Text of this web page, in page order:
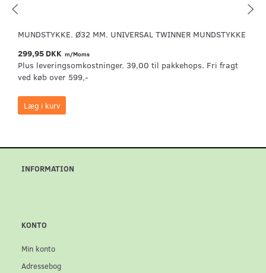
MUNDSTYKKE. Ø32 MM. UNIVERSAL TWINNER MUNDSTYKKE
299,95 DKK m/Moms
Plus leveringsomkostninger. 39,00 til pakkehops. Fri fragt
ved køb over 599,-
Læg i kurv
INFORMATION
KONTO
Min konto
Adressebog